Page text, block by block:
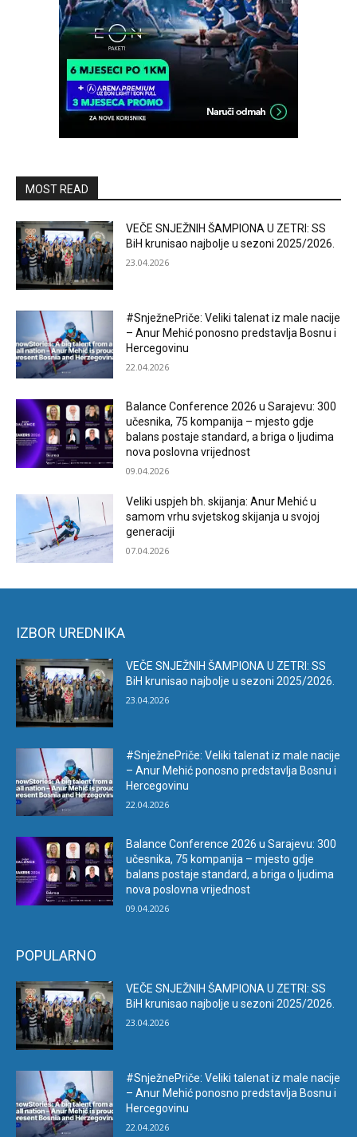
MOST READ
VEČE SNJEŽNIH ŠAMPIONA U ZETRI: SS
BiH krunisao najbolje u sezoni 2025/2026.
23.04.2026
#SnježnePriče: Veliki talenat iz male nacije
– Anur Mehić ponosno predstavlja Bosnu i
Hercegovinu
22.04.2026
Balance Conference 2026 u Sarajevu: 300
učesnika, 75 kompanija – mjesto gdje
balans postaje standard, a briga o ljudima
nova poslovna vrijednost
09.04.2026
Veliki uspjeh bh. skijanja: Anur Mehić u
samom vrhu svjetskog skijanja u svojoj
generaciji
07.04.2026
IZBOR UREDNIKA
VEČE SNJEŽNIH ŠAMPIONA U ZETRI: SS
BiH krunisao najbolje u sezoni 2025/2026.
23.04.2026
#SnježnePriče: Veliki talenat iz male nacije
– Anur Mehić ponosno predstavlja Bosnu i
Hercegovinu
22.04.2026
Balance Conference 2026 u Sarajevu: 300
učesnika, 75 kompanija – mjesto gdje
balans postaje standard, a briga o ljudima
nova poslovna vrijednost
09.04.2026
POPULARNO
VEČE SNJEŽNIH ŠAMPIONA U ZETRI: SS
BiH krunisao najbolje u sezoni 2025/2026.
23.04.2026
#SnježnePriče: Veliki talenat iz male nacije
– Anur Mehić ponosno predstavlja Bosnu i
Hercegovinu
22.04.2026